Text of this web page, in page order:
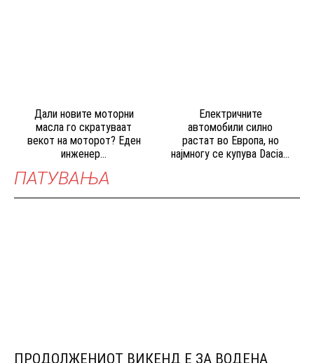
Дали новите моторни
масла го скратуваат
векот на моторот? Еден
инженер...
Електричните
автомобили силно
растат во Европа, но
најмногу се купува Dacia...
ПАТУВАЊА
ПРОДОЛЖЕНИОТ ВИКЕНД Е ЗА ВОДЕНА